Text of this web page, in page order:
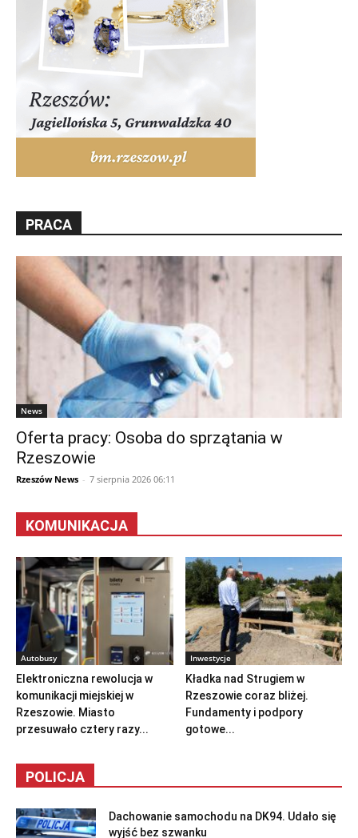
PRACA
News
Oferta pracy: Osoba do sprzątania w
Rzeszowie
Rzeszów News - 7 sierpnia 2026 06:11
KOMUNIKACJA
Autobusy
Elektroniczna rewolucja w
komunikacji miejskiej w
Rzeszowie. Miasto
przesuwało cztery razy...
Inwestycje
Kładka nad Strugiem w
Rzeszowie coraz bliżej.
Fundamenty i podpory
gotowe...
POLICJA
Dachowanie samochodu na DK94. Udało się
wyjść bez szwanku